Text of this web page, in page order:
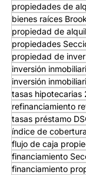
propiedades de
bienes raíces
propiedad de
propiedades
propiedad de
inversión
inversión
tasas hipotecarias
refinanciamiento
tasas préstamo
índice de
flujo de caja
financiamiento
financiamiento